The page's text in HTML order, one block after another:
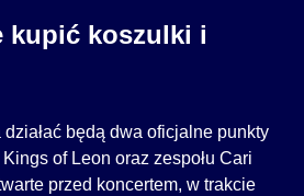
kupić koszulki i
będą dwa oficjalne punkty
of Leon oraz zespołu Cari
przed koncertem, w trakcie